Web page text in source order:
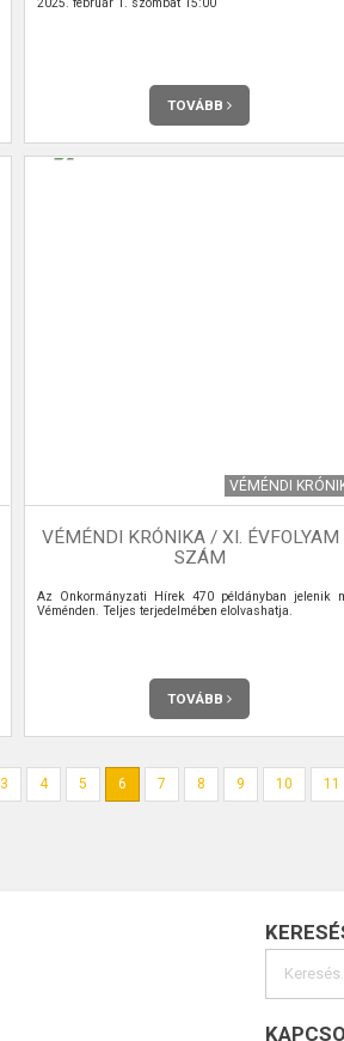
TOVÁBB
VÉMÉNDI
VÉMÉNDI KRÓNIKA / XI. ÉVFOLYAM
SZÁM
Az Önkormányzati Hírek 470 példányban jelenik
Véménden. Teljes terjedelmében elolvashatja.
TOVÁBB
3 4 5 6 7 8 9 10 11